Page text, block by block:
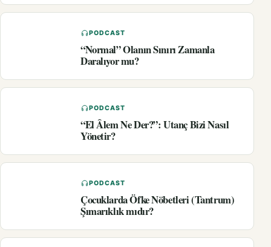
PODCAST
“Normal” Olanın Sınırı Zamanla
Daralıyor mu?
PODCAST
“El Âlem Ne Der?”: Utanç Bizi Nasıl
Yönetir?
PODCAST
Çocuklarda Öfke Nöbetleri (Tantrum)
Şımarıklık mıdır?